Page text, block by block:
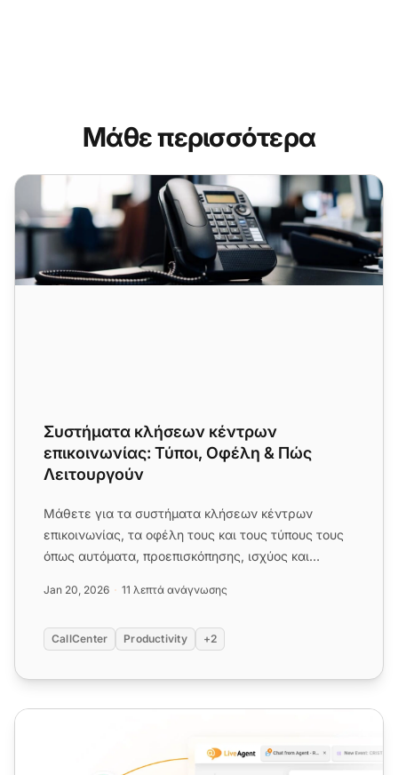
Μάθε περισσότερα
Συστήματα κλήσεων κέντρων επικοινωνίας: Τύποι,
Συστήματα κλήσεων κέντρων
επικοινωνίας: Τύποι, Οφέλη & Πώς
Λειτουργούν
Μάθετε για τα συστήματα κλήσεων κέντρων
επικοινωνίας, τα οφέλη τους και τους τύπους τους
όπως αυτόματα, προεπισκόπησης, ισχύος και
Jan 20, 2026 11 λεπτά ανάγνωσης
CallCenter Productivity +2
Προγνωστικός Εκλεκτής Κλήσεων